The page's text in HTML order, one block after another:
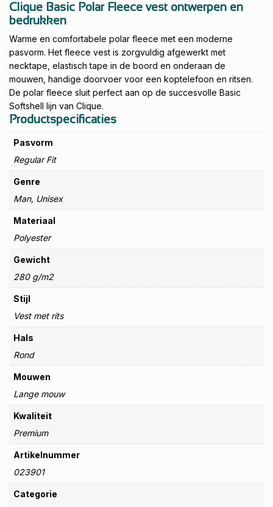
Clique Basic Polar Fleece vest ontwerpen en
bedrukken
Warme en comfortabele polar fleece met een moderne
pasvorm. Het fleece vest is zorgvuldig afgewerkt met
necktape, elastisch tape in de boord en onderaan de
mouwen, handige doorvoer voor een koptelefoon en ritsen.
De polar fleece sluit perfect aan op de succesvolle Basic
Softshell lijn van Clique.
Productspecificaties
Pasvorm
Regular Fit
Genre
Man, Unisex
Materiaal
Polyester
Gewicht
280 g/m2
Stijl
Vest met rits
Hals
Rond
Mouwen
Lange mouw
Kwaliteit
Premium
Artikelnummer
023901
Categorie